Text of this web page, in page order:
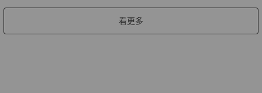
看更多